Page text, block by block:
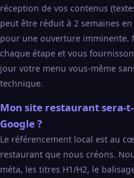
réception de vos contenus
peut être réduit à 2 semaines
pour une ouverture imminente.
chaque étape et vous
jour votre menu vous-même
technique.
Mon site restaurant sera-
Google ?
Le référencement local est au
restaurant que nous créons.
méta, les titres H1/H2, le